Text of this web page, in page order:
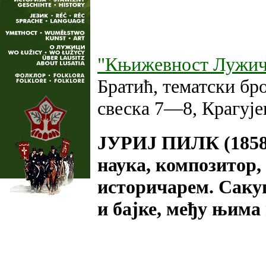
"Књижевност
Братић, тематски
свеска 7—8,
ЈУРИЈ ПИЛК
наука, композитор,
историчарем.
и бајке, међу